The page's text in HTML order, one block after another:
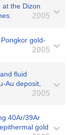
at the Dizon
2005
gold-
2005
fluid
Au deposit,
2005
40Ar/39Ar
gold